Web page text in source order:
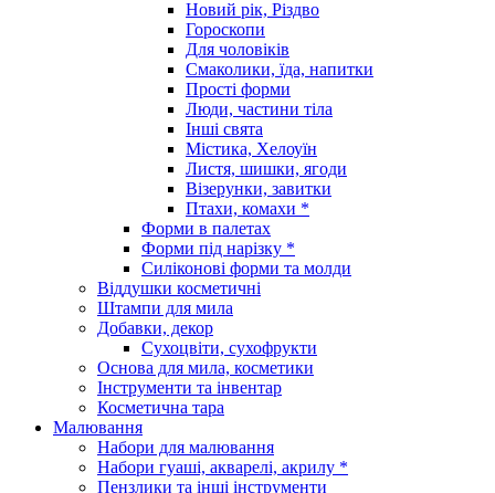
Новий рік, Різдво
Гороскопи
Для чоловіків
Смаколики, їда, напитки
Прості форми
Люди, частини тіла
Інші свята
Містика, Хелоуїн
Листя, шишки, ягоди
Візерунки, завитки
Птахи, комахи *
Форми в палетах
Форми під нарізку *
Силіконові форми та молди
Віддушки косметичні
Штампи для мила
Добавки, декор
Сухоцвіти, сухофрукти
Основа для мила, косметики
Інструменти та інвентар
Косметична тара
Малювання
Набори для малювання
Набори гуаші, акварелі, акрилу *
Пензлики та інші інструменти